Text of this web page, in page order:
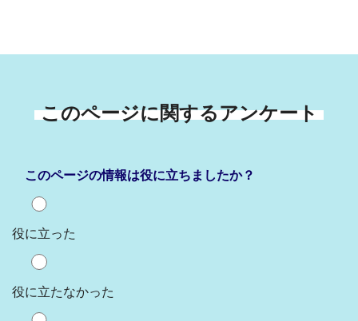
このページに関するアンケート
このページの情報は役に立ちましたか？
役に立った
役に立たなかった